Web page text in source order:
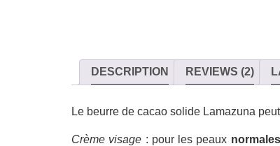
DESCRIPTION REVIEWS (2)
Le beurre de cacao solide Lamazuna
Crème visage : pour les peaux